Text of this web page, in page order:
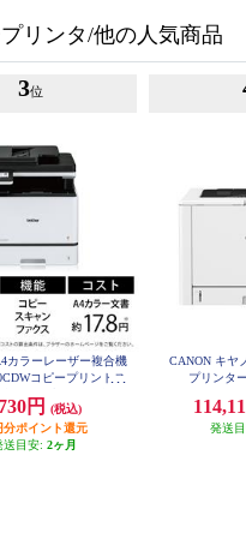
リンタ/他の人気商品
3位
カラーレーザー複合機
コピープリントス
L8730CDW
円
(税込)
分ポイント還元
送目安: 2ヶ月
CANON キヤ
プリンタ
発送